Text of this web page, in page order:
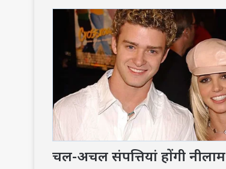
चल-अचल संपत्तियां होंगी नीलाम